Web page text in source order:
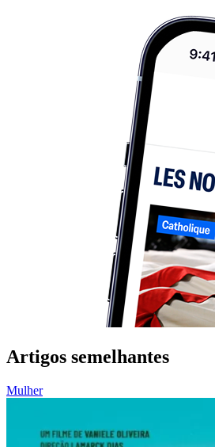
Artigos semelhantes
Mulher